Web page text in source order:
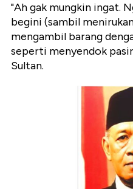
"Ah gak mungkin ingat.
begini (sambil
mengambil barang
seperti menyendok
Sultan.